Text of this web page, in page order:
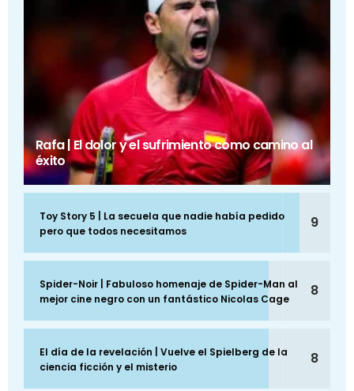
Rafa | El dolor y el sufrimiento como camino al
éxito
Toy Story 5 | La secuela que nadie había pedido
pero que todos necesitamos
9
Spider-Noir | Fabuloso homenaje de Spider-Man al
mejor cine negro con un fantástico Nicolas Cage
8
El día de la revelación | Vuelve el Spielberg de la
ciencia ficción y el misterio
8